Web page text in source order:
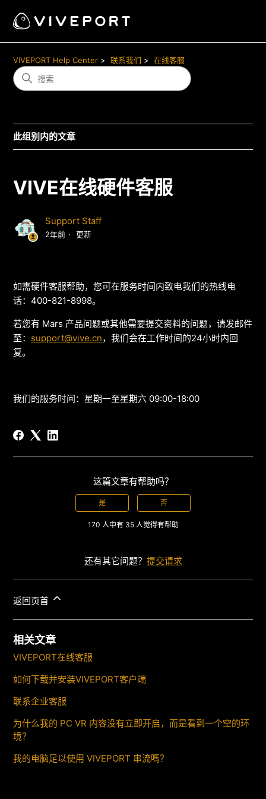
VIVEPORT Help Center 联系我们 在线客服
此组别内的文章
VIVE在线硬件客服
Support Staff
2年前 更新
如需硬件客服帮助，您可在服务时间内致电我们的热线电
话：400-821-8998。
若您有 Mars 产品问题或其他需要提交资料的问题，请发邮件
至： support@vive.cn，我们会在工作时间的24小时内回
复。
我们的服务时间：星期一至星期六 09:00-18:00
这篇文章有帮助吗？
是 否
170 人中有 35 人觉得有帮助
还有其它问题？ 提交请求
返回页首
相关文章
VIVEPORT在线客服
如何下载并安装VIVEPORT客户端
联系企业客服
为什么我的 PC VR 内容没有立即开启，而是看到一个空的环
境？
我的电脑足以使用 VIVEPORT 串流嗎？